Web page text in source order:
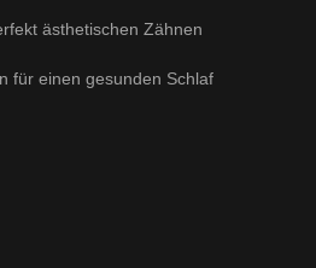
ästhetischen Zähnen
für einen gesunden Schlaf